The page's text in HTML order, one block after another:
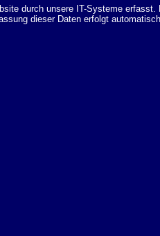
durch unsere IT-Systeme
dieser Daten erfolgt